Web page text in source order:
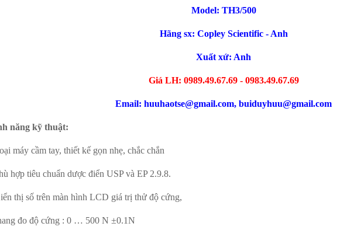
Model: TH3/500
Hãng sx: Copley Scientific- Anh
Xuất xứ: Anh
Giá LH: 0989.49.67.69 - 0983.49.67.69
Email: huuhaotse@gmail.com, buiduyhuu@gmail.com
năng kỹ thuật:
máy cầm tay, thiết kế gọn nhẹ, chắc chắn
hợp tiêu chuẩn dược điển USP và EP 2.9.8.
thị số trên màn hình LCD giá trị thử độ cứng,
đo độ cứng : 0 … 500 N ±0.1N